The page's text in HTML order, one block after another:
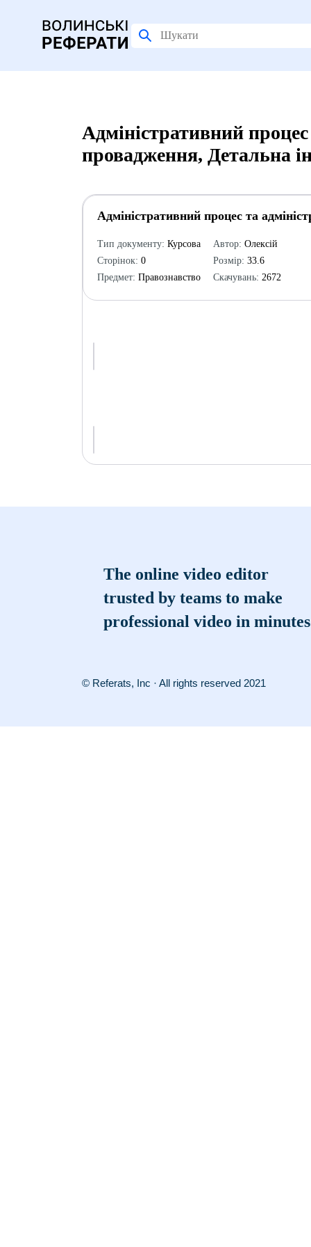
Адміністративний
провадження, Детальна
Адміністративний процес та
Тип документу: Курсова
Сторінок: 0
Предмет: Правознавство
Автор: Олексій
Розмір: 33.6
Скачувань: 2672
The online video editor
trusted by teams to make
professional video in minutes
© Referats, Inc · All rights reserved 2021